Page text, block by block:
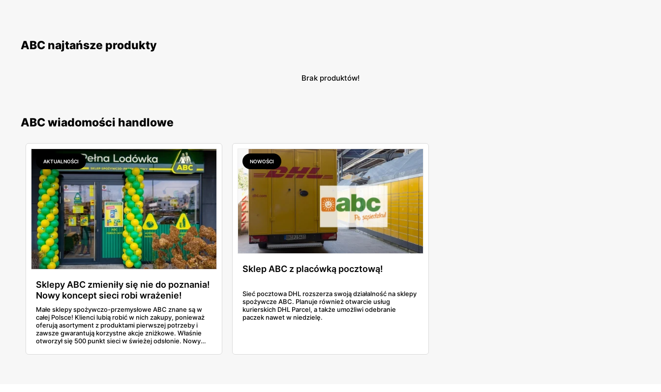
ABC najtańsze produkty
Brak produktów!
ABC wiadomości handlowe
AKTUALNOŚCI
Sklepy ABC zmieniły się nie do poznania!
Nowy koncept sieci robi wrażenie!
Małe sklepy spożywczo-przemysłowe ABC znane są w
całej Polsce! Klienci lubią robić w nich zakupy, ponieważ
oferują asortyment z produktami pierwszej potrzeby i
zawsze gwarantują korzystne akcje zniżkowe. Właśnie
otworzył się 500 punkt sieci w świeżej odsłonie. Nowy
więcej!
NOWOŚCI
Sklep ABC z placówką pocztową!
Sieć pocztowa DHL rozszerza swoją działalność na sklepy
spożywcze ABC. Planuje również otwarcie usług
kurierskich DHL Parcel, a także umożliwi odebranie
paczek nawet w niedzielę.